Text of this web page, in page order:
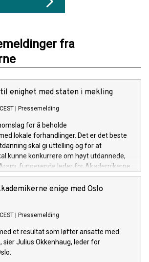
fra
enighet med staten i mekling
Pressemelding
for å beholde
lokale forhandlinger. Det er det beste
skal gi uttelling og for at
kunne konkurrere om høyt utdannede,
fungerende leder for Akademikerne
enige med Oslo
Pressemelding
et resultat som løfter ansatte med
sier Julius Okkenhaug, leder for